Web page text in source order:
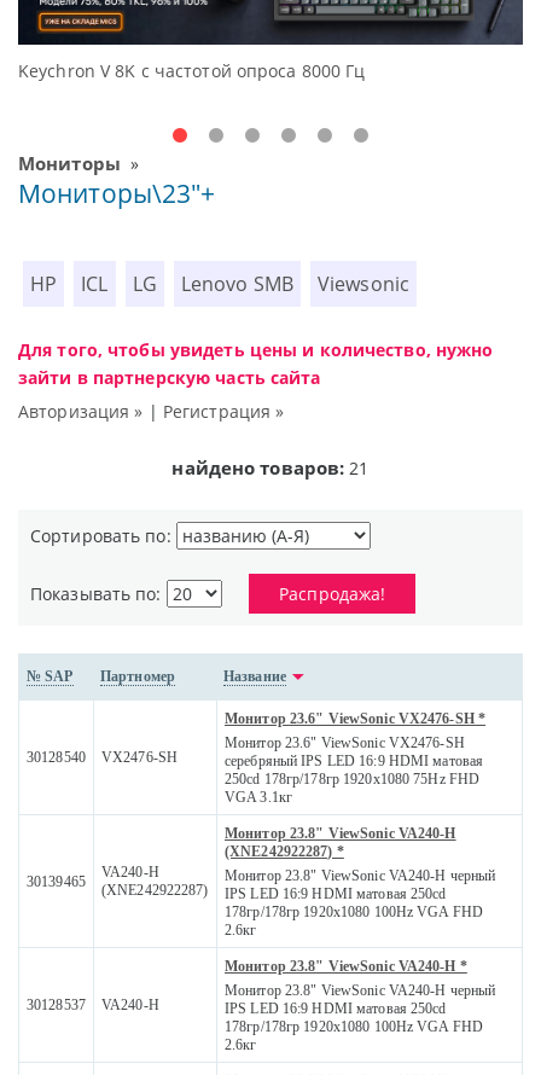
Keychron V 8K с частотой опроса 8000 Гц
Мониторы »
Мониторы\23"+
HP ICL LG Lenovo SMB Viewsonic
Для того, чтобы увидеть цены и количество, нужно
зайти в партнерскую часть сайта
Авторизация » | Регистрация »
найдено товаров: 21
Сортировать по:
Показывать по: Распродажа!
№ SAP Партномер Название
30128540 VX2476-SH
Монитор 23.6" ViewSonic VX2476-SH *
Монитор 23.6" ViewSonic VX2476-SH
серебряный IPS LED 16:9 HDMI матовая
250cd 178гр/178гр 1920x1080 75Hz FHD
VGA 3.1кг
30139465
VA240-H
(XNE242922287)
Монитор 23.8" ViewSonic VA240-H
(XNE242922287) *
Монитор 23.8" ViewSonic VA240-H черный
IPS LED 16:9 HDMI матовая 250cd
178гр/178гр 1920x1080 100Hz VGA FHD
2.6кг
30128537 VA240-H
Монитор 23.8" ViewSonic VA240-H *
Монитор 23.8" ViewSonic VA240-H черный
IPS LED 16:9 HDMI матовая 250cd
178гр/178гр 1920x1080 100Hz VGA FHD
2.6кг